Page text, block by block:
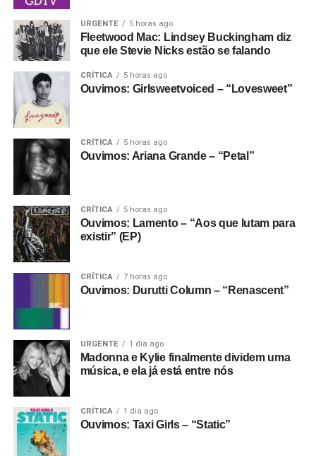
URGENTE 5 horas ago
Fleetwood Mac: Lindsey Buckingham diz
que ele Stevie Nicks estão se falando
CRÍTICA 5 horas ago
Ouvimos: Girlsweetvoiced – “Lovesweet”
CRÍTICA 5 horas ago
Ouvimos: Ariana Grande – “Petal”
CRÍTICA 5 horas ago
Ouvimos: Lamento – “Aos que lutam para
existir” (EP)
CRÍTICA 7 horas ago
Ouvimos: Durutti Column – “Renascent”
URGENTE 1 dia ago
Madonna e Kylie finalmente dividem uma
música, e ela já está entre nós
CRÍTICA 1 dia ago
Ouvimos: Taxi Girls – “Static”